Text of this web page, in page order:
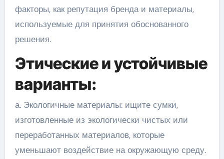
факторы, как репутация бренда и материалы,
используемые для принятия обоснованного
решения.
Этические и устойчивые
варианты:
а. Экологичные материалы: ищите сумки,
изготовленные из экологически чистых или
переработанных материалов, которые
уменьшают воздействие на окружающую среду.